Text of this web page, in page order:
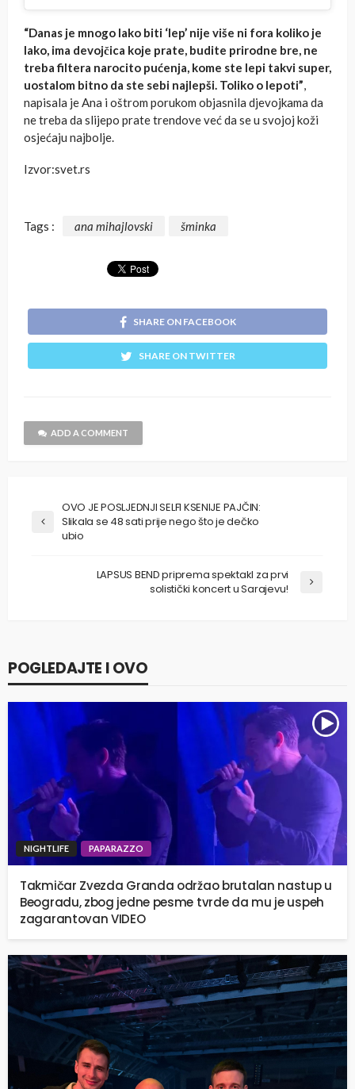
“Danas je mnogo lako biti ‘lep’ nije više ni fora koliko je
lako, ima devojčica koje prate, budite prirodne bre, ne
treba filtera narocito pućenja, kome ste lepi takvi super,
uostalom bitno da ste sebi najlepši. Toliko o lepoti”,
napisala je Ana i oštrom porukom objasnila djevojkama da
ne treba da slijepo prate trendove već da se u svojoj koži
osjećaju najbolje.
Izvor:svet.rs
Tags : ana mihajlovski šminka
SHARE ON FACEBOOK
SHARE ON TWITTER
ADD A COMMENT
OVO JE POSLJEDNJI SELFI KSENIJE PAJČIN:
Slikala se 48 sati prije nego što je dečko
ubio
LAPSUS BEND priprema spektakl za prvi
solistički koncert u Sarajevu!
POGLEDAJTE I OVO
NIGHTLIFE PAPARAZZO
Takmičar Zvezda Granda održao brutalan nastup u
Beogradu, zbog jedne pesme tvrde da mu je uspeh
zagarantovan VIDEO